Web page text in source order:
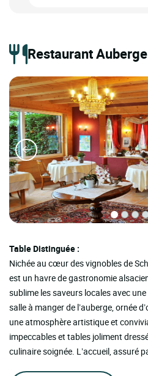
Restaurant
Table Distinguée :
Nichée au cœur des vignobles de
est un havre de gastronomie
sublime les saveurs locales avec
salle à manger de l’auberge, ornée
une atmosphère artistique et
impeccables et tables joliment
culinaire soignée. L’accueil, assuré